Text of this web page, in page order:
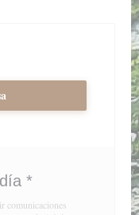
*
comunicaciones